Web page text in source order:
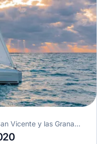
Blue Lagoon Marina, Calliaqua, San Vicente y las Granadinas